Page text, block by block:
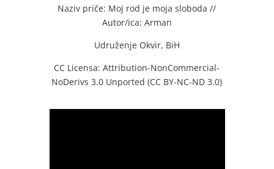
Naziv priče: Moj rod je moja sloboda //
Autor/ica: Arman
Udruženje Okvir, BiH
CC Licensa: Attribution-NonCommercial-
NoDerivs 3.0 Unported (CC BY-NC-ND 3.0)